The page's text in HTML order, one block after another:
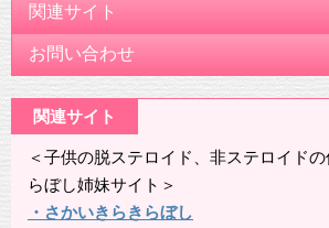
関連サイト
お問い合わせ
関連サイト
＜子供の脱ステロイド、非ステロイド
らぼし姉妹サイト＞
・さかいきらきらぼし